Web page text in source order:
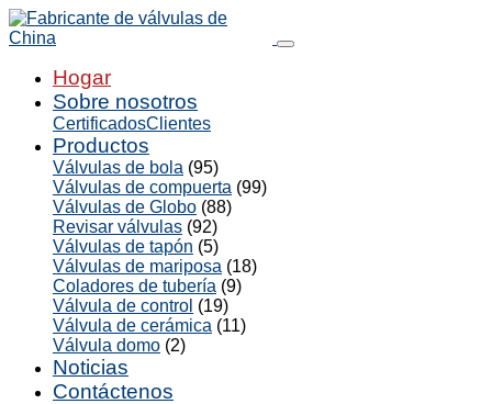
Hogar
Sobre nosotros
CertificadosClientes
Productos
Válvulas de bola (95)
Válvulas de compuerta (99)
Válvulas de Globo (88)
Revisar válvulas (92)
Válvulas de tapón (5)
Válvulas de mariposa (18)
Coladores de tubería (9)
Válvula de control (19)
Válvula de cerámica (11)
Válvula domo (2)
Noticias
Contáctenos